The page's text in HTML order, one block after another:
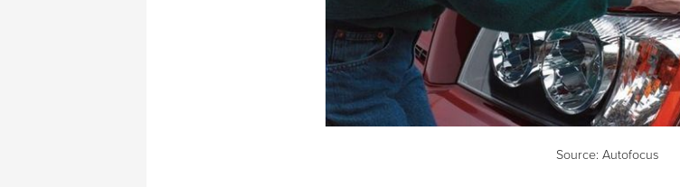
Source: Autofocus